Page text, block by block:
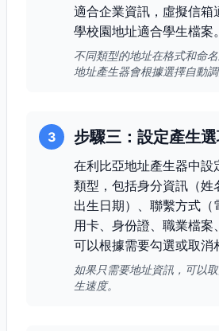
適合企業資訊，虛擬信箱
學校園地址適合學生檔案。
不同類型的地址在格式和命
地址產生器會根據選擇自動調
3 步驟三：設定產生
在利比亞地址產生器中設
類型，包括身分資訊（姓
出生日期）、聯繫方式（
用卡、身份證、職業檔案
可以根據需要勾選或取消
如果只需要地址資訊，可以
生速度。